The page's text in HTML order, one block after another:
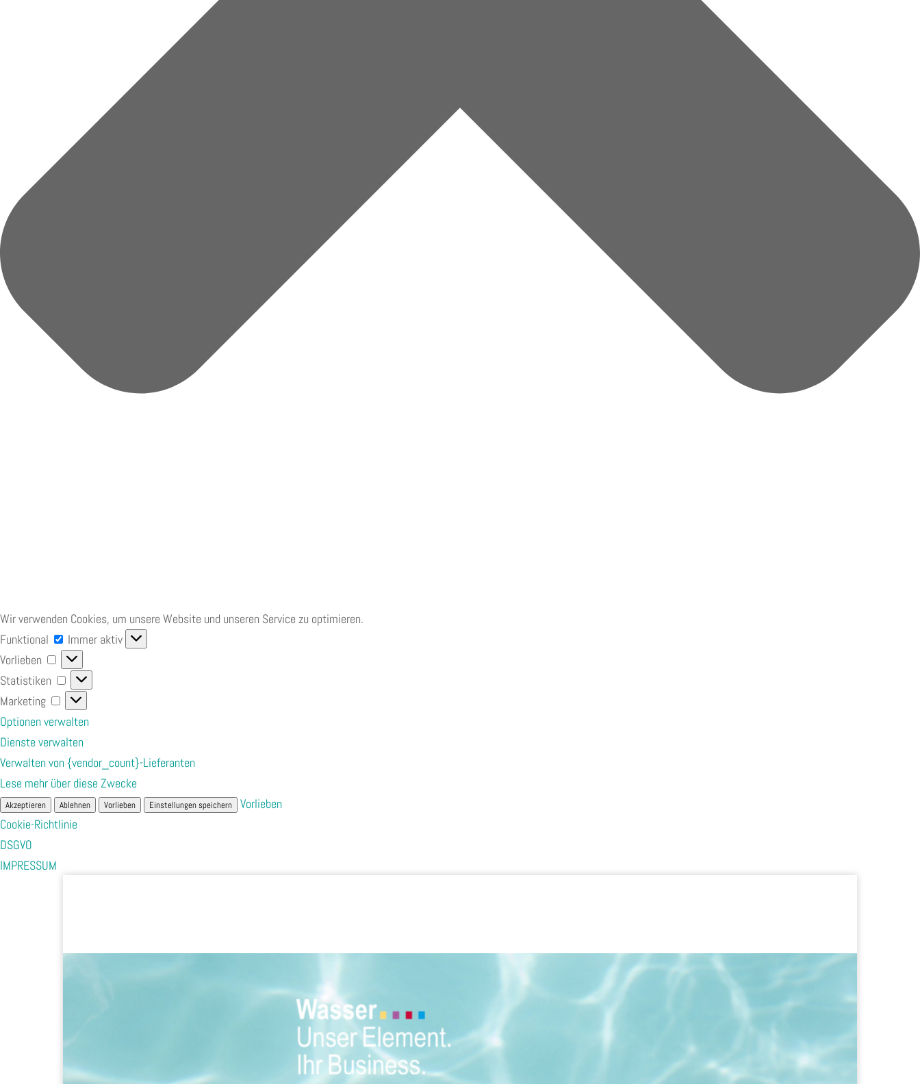
Wir verwenden Cookies, um unsere Website und unseren Service zu optimieren.
Funktional
Funktional
Immer aktiv
Vorlieben
Vorlieben
Statistiken
Statistiken
Marketing
Marketing
Optionen verwalten
Dienste verwalten
Verwalten von {vendor_count}-Lieferanten
Lese mehr über diese Zwecke
Akzeptieren Ablehnen Vorlieben Einstellungen speichern
Vorlieben
Cookie-Richtlinie
DSGVO
IMPRESSUM